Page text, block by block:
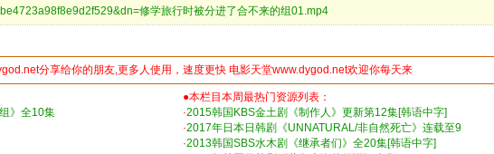
修学旅行时被分进了合不来的组01.mp4
分享给你的朋友,更多人使用，速度更快 电影天堂www.dygod.net欢迎你每天来
》全10集
●本栏目本周最热门资源列表：
·2015韩国KBS金土剧《制作人》更新第12集[韩语中字]
·2017年日本日韩剧《UNNATURAL/非自然死亡》连载至9
·2013韩国SBS水木剧《继承者们》全20集[韩语中字]